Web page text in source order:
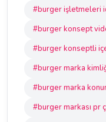
#burger işletmeleri
#burger konsept
#burger konseptli
#burger marka
#burger marka
#burger markası pr